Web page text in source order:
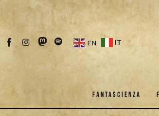
EN IT
FANTASCIENZA
Fantascienza
Fantasy
Recensioni
Libri e fumetti